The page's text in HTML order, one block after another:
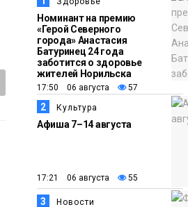
Новости
грузовых
13:10
Животные
В
базу «Оль-
закрыли из-
появления
списке
Номинант на премию
«Герой Северного
города» Анастасия
Батуринец 24 года
заботится о здоровье
жителей Норильска
17:50 06 августа 57
2 Культура
Афиша 7–14 августа
17:21 06 августа 55
3 Новости